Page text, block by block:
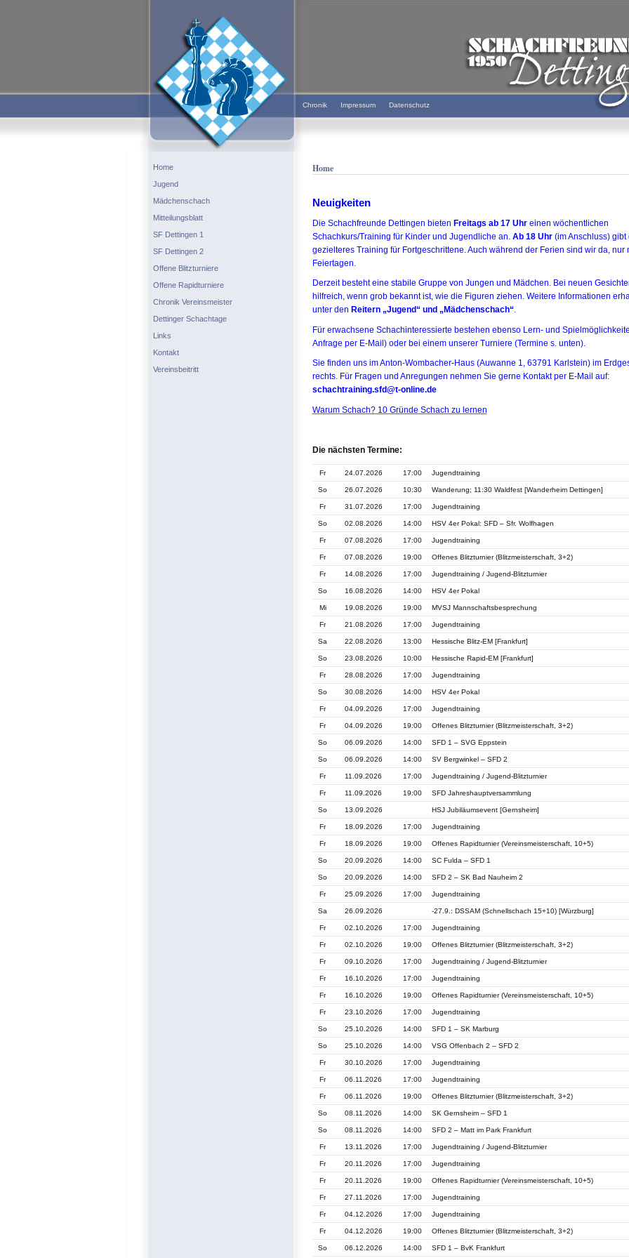
Chronik Impressum Datenschutz
Home
Neuigkeiten
Die Schachfreunde Dettingen bieten Freitags ab 17 Uhreinen wöchentlichen
Schachkurs/Training für Kinder und Jugendliche an. Ab 18 Uhr(im Anschluss) gibt
gezielteres Training für Fortgeschrittene. Auch während der Ferien sind wir da, nur
Feiertagen.
Derzeit besteht eine stabile Gruppe von Jungen und Mädchen. Bei neuen
hilfreich, wenn grob bekannt ist, wie die Figuren ziehen. Weitere Informationen
unter den Reitern „Jugend“ und „Mädchenschach“.
Für erwachsene Schachinteressierte bestehen ebenso Lern- und
Anfrage per E-Mail) oder bei einem unserer Turniere (Termine s. unten).
Sie finden uns im Anton-Wombacher-Haus (Auwanne 1, 63791 Karlstein) im
rechts. Für Fragen und Anregungen nehmen Sie gerne Kontakt per E-Mail auf:
schachtraining.sfd@t-online.de
Warum Schach? 10 Gründe Schach zu lernen
Die nächsten Termine:
Fr 24.07.2026 17:00 Jugendtraining
So 26.07.2026 10:30 Wanderung; 11:30 Waldfest [Wanderheim Dettingen]
Fr 31.07.2026 17:00 Jugendtraining
So 02.08.2026 14:00 HSV 4er Pokal: SFD – Sfr. Wolfhagen
Fr 07.08.2026 17:00 Jugendtraining
Fr 07.08.2026 19:00 Offenes Blitzturnier (Blitzmeisterschaft, 3+2)
Fr 14.08.2026 17:00 Jugendtraining / Jugend-Blitzturnier
So 16.08.2026 14:00 HSV 4er Pokal
Mi 19.08.2026 19:00 MVSJ Mannschaftsbesprechung
Fr 21.08.2026 17:00 Jugendtraining
Sa 22.08.2026 13:00 Hessische Blitz-EM [Frankfurt]
So 23.08.2026 10:00 Hessische Rapid-EM [Frankfurt]
Fr 28.08.2026 17:00 Jugendtraining
So 30.08.2026 14:00 HSV 4er Pokal
Fr 04.09.2026 17:00 Jugendtraining
Fr 04.09.2026 19:00 Offenes Blitzturnier (Blitzmeisterschaft, 3+2)
So 06.09.2026 14:00 SFD 1 – SVG Eppstein
So 06.09.2026 14:00 SV Bergwinkel – SFD 2
Fr 11.09.2026 17:00 Jugendtraining / Jugend-Blitzturnier
Fr 11.09.2026 19:00 SFD Jahreshauptversammlung
So 13.09.2026 HSJ Jubiläumsevent [Gernsheim]
Fr 18.09.2026 17:00 Jugendtraining
Fr 18.09.2026 19:00 Offenes Rapidturnier (Vereinsmeisterschaft, 10+5)
So 20.09.2026 14:00 SC Fulda – SFD 1
So 20.09.2026 14:00 SFD 2 – SK Bad Nauheim 2
Fr 25.09.2026 17:00 Jugendtraining
Sa 26.09.2026 -27.9.: DSSAM (Schnellschach 15+10) [Würzburg]
Fr 02.10.2026 17:00 Jugendtraining
Fr 02.10.2026 19:00 Offenes Blitzturnier (Blitzmeisterschaft, 3+2)
Fr 09.10.2026 17:00 Jugendtraining / Jugend-Blitzturnier
Fr 16.10.2026 17:00 Jugendtraining
Fr 16.10.2026 19:00 Offenes Rapidturnier (Vereinsmeisterschaft, 10+5)
Fr 23.10.2026 17:00 Jugendtraining
So 25.10.2026 14:00 SFD 1 – SK Marburg
So 25.10.2026 14:00 VSG Offenbach 2 – SFD 2
Fr 30.10.2026 17:00 Jugendtraining
Fr 06.11.2026 17:00 Jugendtraining
Fr 06.11.2026 19:00 Offenes Blitzturnier (Blitzmeisterschaft, 3+2)
So 08.11.2026 14:00 SK Gernsheim – SFD 1
So 08.11.2026 14:00 SFD 2 – Matt im Park Frankfurt
Fr 13.11.2026 17:00 Jugendtraining / Jugend-Blitzturnier
Fr 20.11.2026 17:00 Jugendtraining
Fr 20.11.2026 19:00 Offenes Rapidturnier (Vereinsmeisterschaft, 10+5)
Fr 27.11.2026 17:00 Jugendtraining
Fr 04.12.2026 17:00 Jugendtraining
Fr 04.12.2026 19:00 Offenes Blitzturnier (Blitzmeisterschaft, 3+2)
So 06.12.2026 14:00 SFD 1 – BvK Frankfurt
Home
Jugend
Mädchenschach
Mitteilungsblatt
SF Dettingen 1
SF Dettingen 2
Offene Blitzturniere
Offene Rapidturniere
Chronik Vereinsmeister
Dettinger Schachtage
Links
Kontakt
Vereinsbeitritt